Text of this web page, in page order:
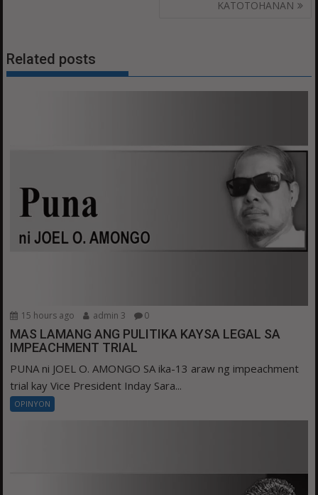
KATOTOHANAN
Related posts
15 hours ago admin 3 0
MAS LAMANG ANG PULITIKA KAYSA LEGAL SA
IMPEACHMENT TRIAL
PUNA ni JOEL O. AMONGO SA ika-13 araw ng impeachment
trial kay Vice President Inday Sara...
OPINYON